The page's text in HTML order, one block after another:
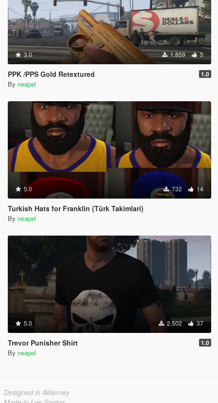
3.0 1.859 5
PPK /PPS Gold Retextured 1.0
By neapel
5.0 732 14
Turkish Hats for Franklin (Türk Takimlari)
By neapel
5.0 2.502 37
Trevor Punisher Shirt 1.0
By neapel
Designed in Alderney